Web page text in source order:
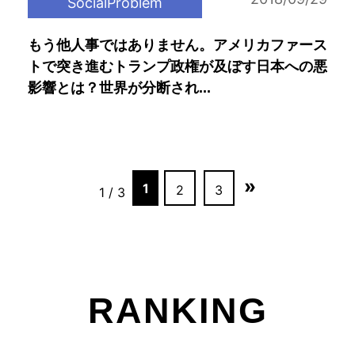
もう他人事ではありません。アメリカファース
トで突き進むトランプ政権が及ぼす日本への悪
影響とは？世界が分断され...
1 / 3 1 2 3 »
RANKING